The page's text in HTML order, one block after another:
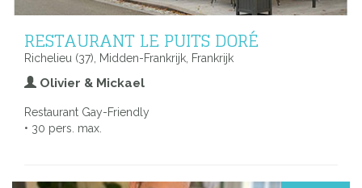
RESTAURANT LE PUITS DORÉ
Richelieu (37), Midden-Frankrijk, Frankrijk
Olivier & Mickael
Restaurant Gay-Friendly
• 30 pers. max.